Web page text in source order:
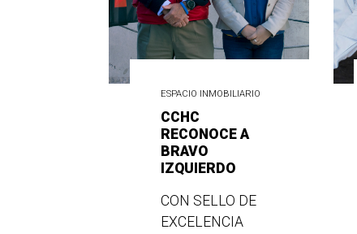
ESPACIO INMOBILIARIO
CCHC
RECONOCE A
BRAVO
IZQUIERDO
CON SELLO DE
EXCELENCIA